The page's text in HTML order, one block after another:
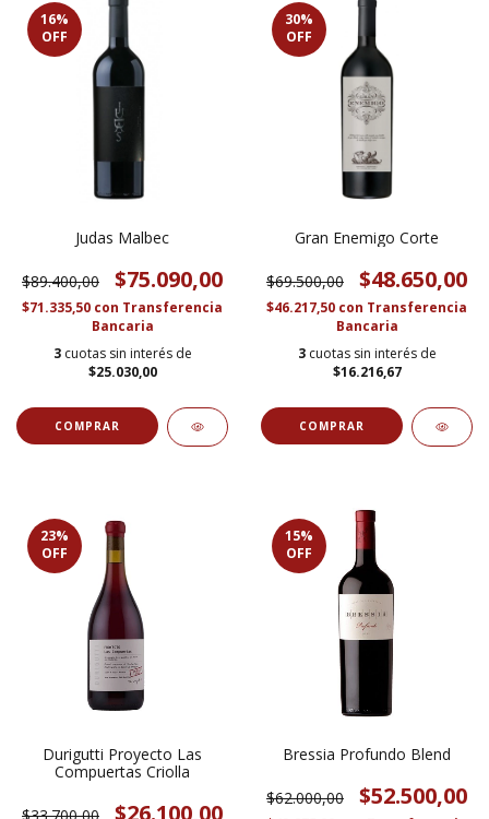
16%
OFF
Judas Malbec
$89.400,00 $75.090,00
$71.335,50 con Transferencia
Bancaria
3 cuotas sin interés de
$25.030,00
30%
OFF
Gran Enemigo Corte
$69.500,00 $48.650,00
$46.217,50 con Transferencia
Bancaria
3 cuotas sin interés de
$16.216,67
23%
OFF
Durigutti Proyecto Las
Compuertas Criolla
$33.700,00 $26.100,00
15%
OFF
Bressia Profundo Blend
$62.000,00 $52.500,00